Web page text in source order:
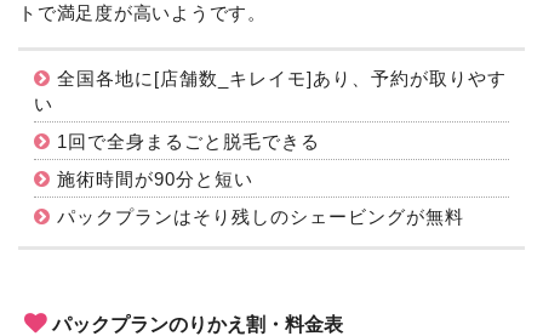
トで満足度が高いようです。
全国各地に[店舗数_キレイモ]あり、予約が取りやす
い
1回で全身まるごと脱毛できる
施術時間が90分と短い
パックプランはそり残しのシェービングが無料
パックプランのりかえ割・料金表